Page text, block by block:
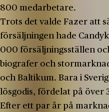
800 medarbetare.
Trots det valde Fazer att
försäljningen hade
000 försäljningsställen
biografer och
och Baltikum. Bara i
lösgodis, fördelat på över
Efter ett par år på